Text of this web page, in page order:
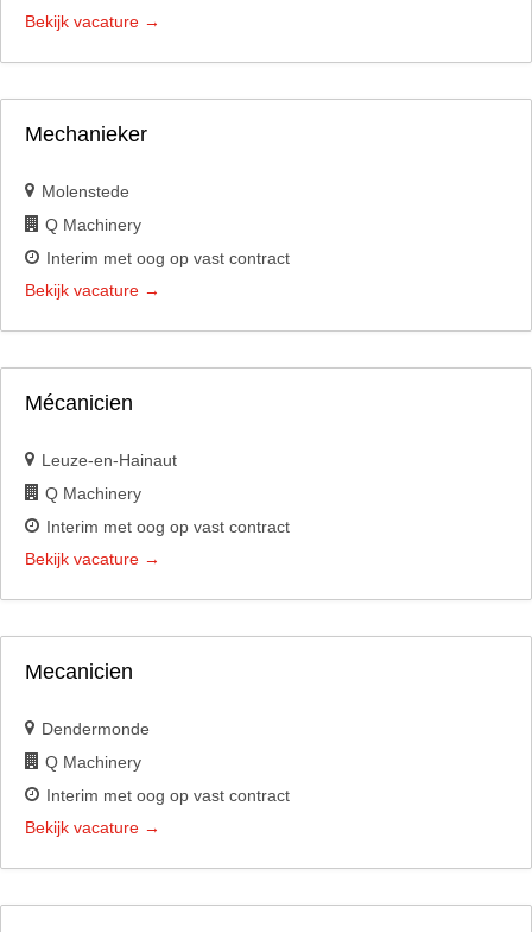
Bekijk vacature
Mechanieker
Molenstede
Q Machinery
Interim met oog op vast contract
Bekijk vacature
Mécanicien
Leuze-en-Hainaut
Q Machinery
Interim met oog op vast contract
Bekijk vacature
Mecanicien
Dendermonde
Q Machinery
Interim met oog op vast contract
Bekijk vacature